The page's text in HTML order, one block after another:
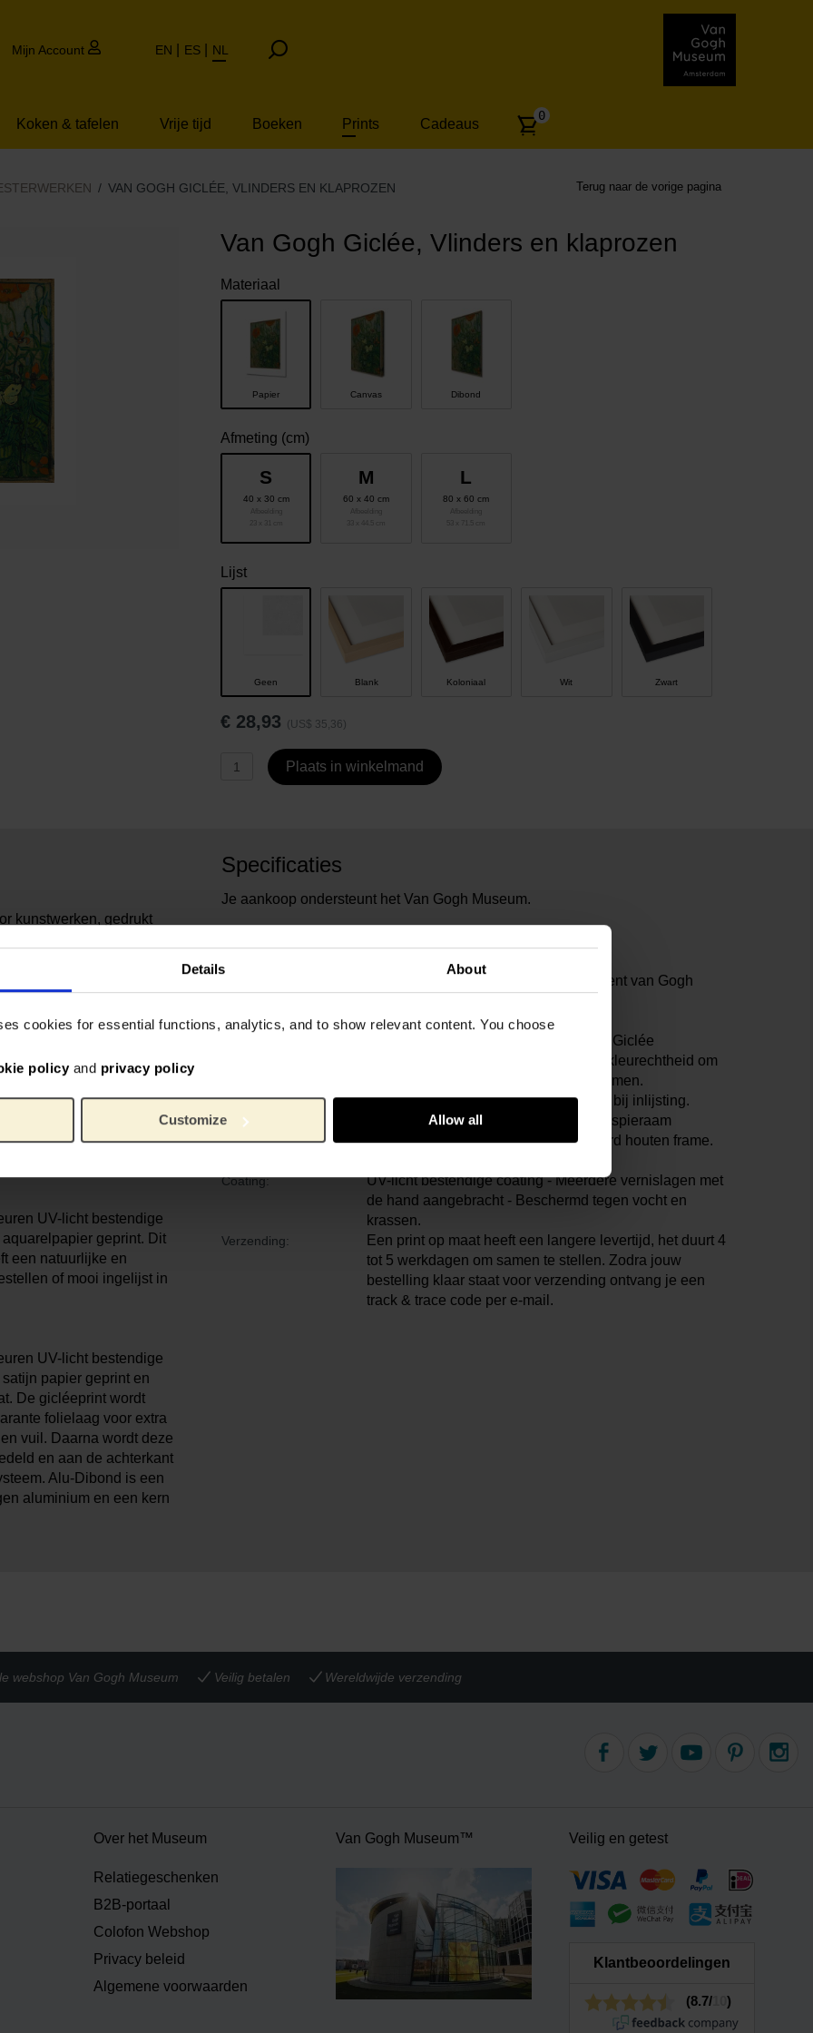
Details About
cookies for essential functions, analytics, and to show relevant content. You choose
policy and privacy policy
Customize Allow all
Mijn Account EN ES NL
Koken & tafelen Vrije tijd Boeken Prints Cadeaus
Aantal
0
VAN GOGH GICLÉE, VLINDERS EN KLAPROZEN Terug naar de vorige pagina
Van Gogh Giclée, Vlinders en klaprozen
Materiaal
Papier Canvas Dibond
Afmeting (cm)
S
40 x 30 cm
M
60 x 40 cm
L
80 x 60 cm
Lijst
Geen Blank Koloniaal Wit Zwart
€ 28,93 (US$ 35,36)
Plaats in winkelmand
kunstwerken, gedrukt
Met deze
worden
jouw Van Gogh giclée
structuur zonder pitten of
(340 gr/m2). De
hun recht. Na het printen
met de hand
nog mooier en het doek
UV-licht bestendige
geprint. Dit
een natuurlijke en
of mooi ingelijst in
UV-licht bestendige
papier geprint en
De gicléeprint wordt
folielaag voor extra
vuil. Daarna wordt deze
en aan de achterkant
Alu-Dibond is een
aluminium en een kern
Specificaties
Je aankoop ondersteunt het Van Gogh Museum.
olieverf op doek, 35 x 25.5 cm
Van Gogh Museum, Amsterdam (Vincent van Gogh
Inventarisnummer: s0188V1962
Inclusief Certificaat van Echtheid. Alle Giclée
reproducties zijn uitgebreid getest op kleurechtheid om
zo dicht mogelijk bij het origineel te komen.
Afwerking:
Papier: gefixeerd op 1mm polystyreen bij inlijsting.
Canvas: gespannen op handgemaakt spieraam
Omlijsting: Duurzaam PEFC en FSC gecertificeerd houten frame.
Coating:
UV-licht bestendige coating - Meerdere vernislagen met
de hand aangebracht - Beschermd tegen vocht en
krassen.
Verzending:
Een print op maat heeft een langere levertijd, het duurt 4
tot 5 werkdagen om samen te stellen. Zodra jouw
bestelling klaar staat voor verzending ontvang je een
track & trace code per e-mail.
webshop Van Gogh Museum Veilig betalen Wereldwijde verzending
Over het Museum
Relatiegeschenken
B2B-portaal
Colofon Webshop
Privacy beleid
Algemene voorwaarden
Van Gogh Museum™ Veilig en getest